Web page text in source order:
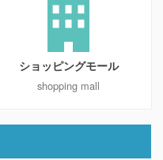
ショッピングモール
shopping mall